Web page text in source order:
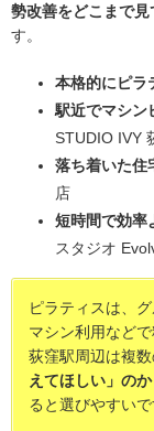
勢改善をどこまで
す。
本格的にピラ
駅近でマシン
STUDIO IVY
落ち着いた住
店
短時間で効率
スタジオ
ピラティスは、
マシン利用など
荻窪駅周辺は複数
えてほしい」の
ると選びやすいで